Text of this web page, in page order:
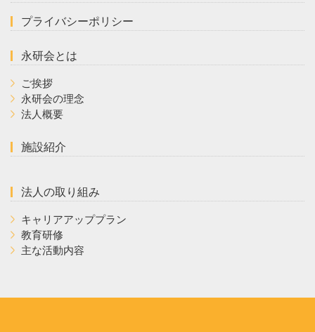
プライバシーポリシー
永研会とは
ご挨拶
永研会の理念
法人概要
施設紹介
法人の取り組み
キャリアアッププラン
教育研修
主な活動内容